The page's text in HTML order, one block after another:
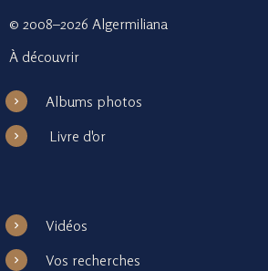
© 2008–2026 Algermiliana
À découvrir
Albums photos
Livre d'or
Vidéos
Vos recherches